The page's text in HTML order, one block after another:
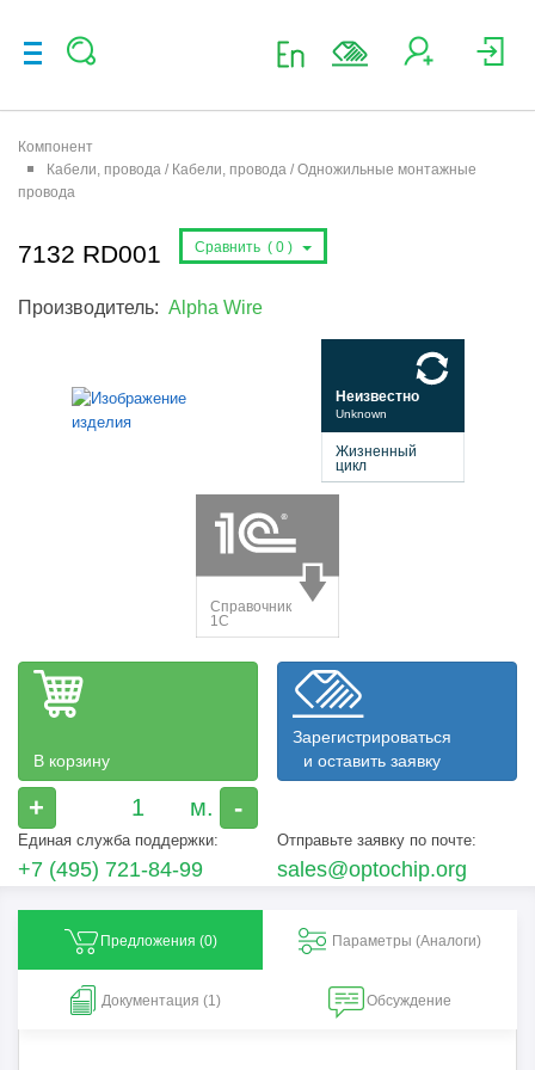
Компонент
Кабели, провода / Кабели, провода / Одножильные монтажные
провода
7132 RD001 Сравнить ( 0 )
Производитель: Alpha Wire
В корзину
+ -
Зарегистрироваться
и оставить заявку
Единая служба поддержки:
+7 (495) 721-84-99
Отправьте заявку по почте:
sales@optochip.org
Предложения (0) Параметры (Aналоги)
Документация (1) Обсуждение